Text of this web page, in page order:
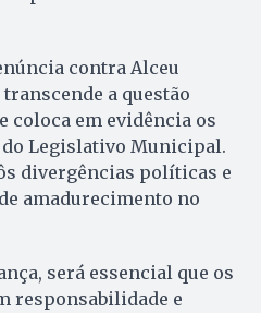
contra Alceu
a questão
coloca em evidência os
Legislativo Municipal.
divergências políticas e
amadurecimento no
será essencial que os
responsabilidade e